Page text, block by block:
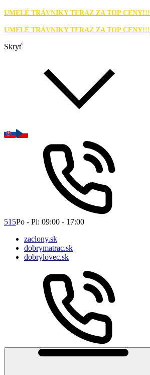
UMELÉ TRÁVNIKY TERAZ ZA TOP CENY!!!
UMELÉ TRÁVNIKY TERAZ ZA TOP CENY!!!
Skryť
515Po - Pi: 09:00 - 17:00
zaclony.sk
dobrymatrac.sk
dobrylovec.sk